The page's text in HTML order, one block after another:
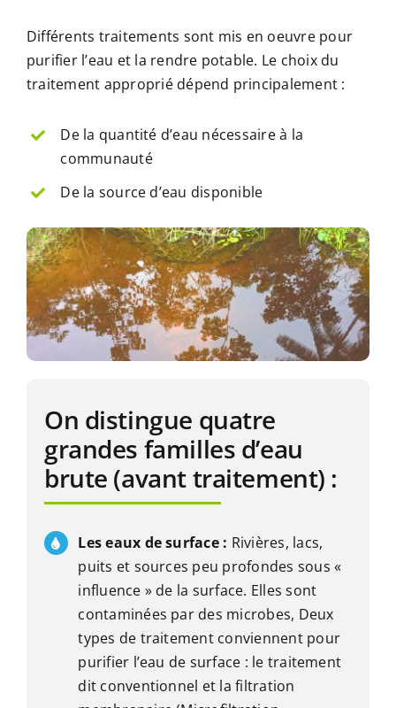
Différents traitements sont mis en oeuvre pour
purifier l’eau et la rendre potable. Le choix du
traitement approprié dépend principalement :
De la quantité d’eau nécessaire à la
communauté
De la source d’eau disponible
On distingue quatre
grandes familles d’eau
brute (avant traitement) :
Les eaux de surface : Rivières, lacs,
puits et sources peu profondes sous «
influence » de la surface. Elles sont
contaminées par des microbes, Deux
types de traitement conviennent pour
purifier l’eau de surface : le traitement
dit conventionnel et la filtration